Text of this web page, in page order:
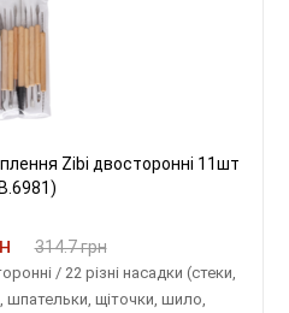
Zibi двосторонні 11шт
314.7 грн
/ 22 різні насадки (стеки,
шпательки, щіточки, шило,